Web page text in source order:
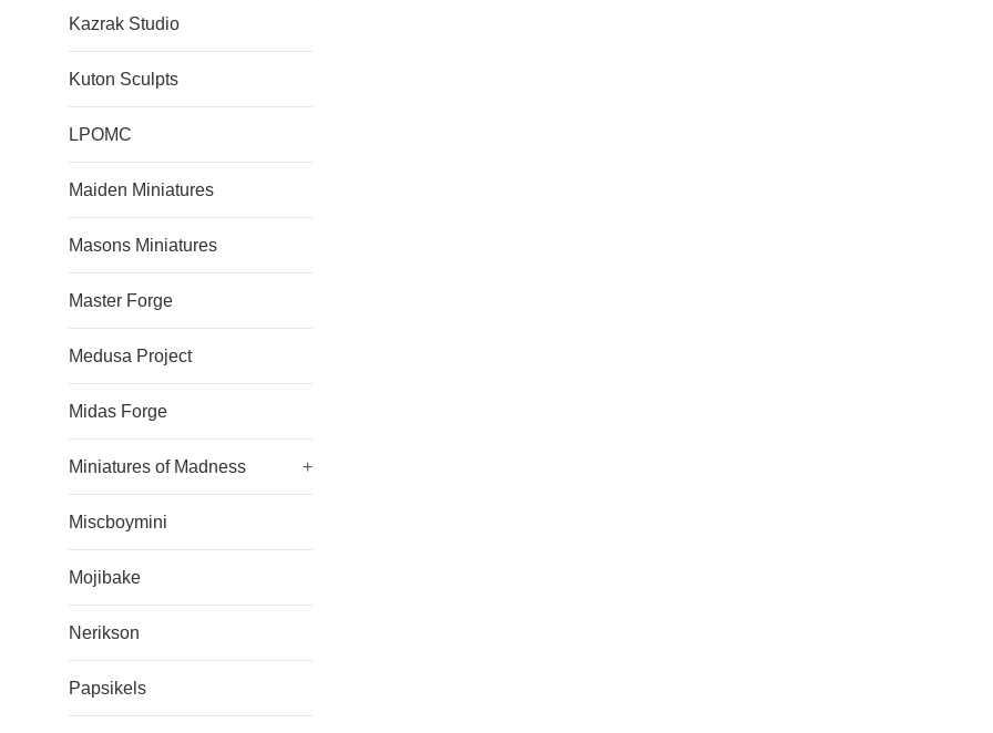
Kazrak Studio
Kuton Sculpts
LPOMC
Maiden Miniatures
Masons Miniatures
Master Forge
Medusa Project
Midas Forge
Miniatures of Madness +
Miscboymini
Mojibake
Nerikson
Papsikels